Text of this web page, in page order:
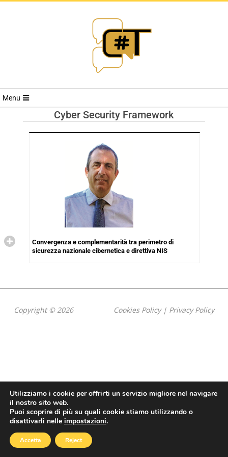
RIVISTA
TRENDS
Menu
Cyber Security Framework
Convergenza e complementarità tra perimetro di
sicurezza nazionale cibernetica e direttiva NIS
Copyright © 2026 Cookies Policy| Privacy Policy
Utilizziamo i cookie per offrirti un servizio migliore nel navigare
il nostro sito web.
Puoi scoprire di più su quali cookie stiamo utilizzando o
disattivarli nelle impostazioni.
Accetta Reject